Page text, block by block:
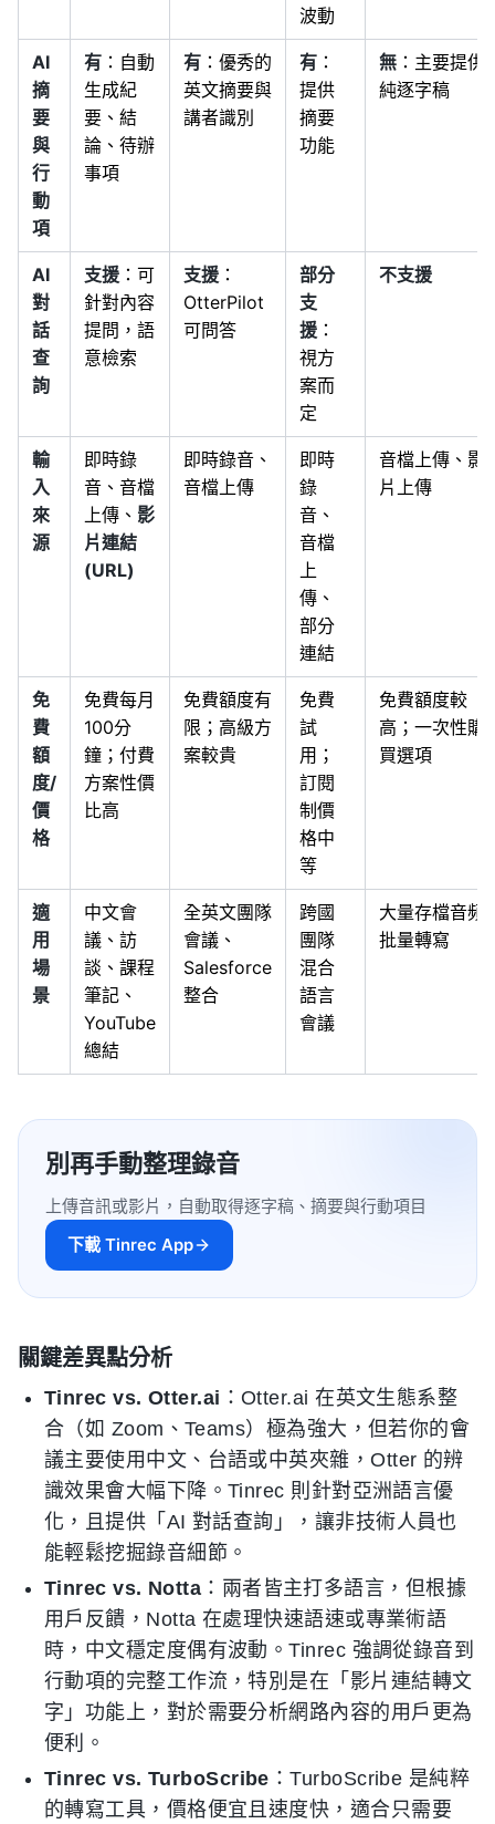
波動
AI
摘
要
與
行
動
項
有 ：自動
生成紀
要、結
論、待辦
事項
有 ：優秀的
英文摘要與
講者識別
有 ：
提供
摘要
功能
無 ：主要提供
純逐字稿
AI
對
話
查
詢
支援 ：可
針對內容
提問，語
意檢索
支援 ：
OtterPilot
可問答
部分
支
援 ：
視方
案而
定
不支援
輸
入
來
源
即時錄
音、音檔
上傳、 影
片連結
(URL)
即時錄音、
音檔上傳
即時
錄
音、
音檔
上
傳、
部分
連結
音檔上傳、影
片上傳
免
費
額
度/
價
格
免費每月
100分
鐘；付費
方案性價
比高
免費額度有
限；高級方
案較貴
免費
試
用；
訂閱
制價
格中
等
免費額度較
高；一次性購
買選項
適
用
場
景
中文會
議、訪
談、課程
筆記、
YouTube
總結
全英文團隊
會議、
Salesforce
整合
跨國
團隊
混合
語言
會議
大量存檔音頻
批量轉寫
別再手動整理錄音
上傳音訊或影片，自動取得逐字稿、摘要與行動項目
下載 Tinrec App
關鍵差異點分析
Tinrec vs. Otter.ai ：Otter.ai 在英文生態系整
合（如 Zoom、Teams）極為強大，但若你的會
議主要使用中文、台語或中英夾雜，Otter 的辨
識效果會大幅下降。Tinrec 則針對亞洲語言優
化，且提供「AI 對話查詢」，讓非技術人員也
能輕鬆挖掘錄音細節。
Tinrec vs. Notta ：兩者皆主打多語言，但根據
用戶反饋，Notta 在處理快速語速或專業術語
時，中文穩定度偶有波動。Tinrec 強調從錄音到
行動項的完整工作流，特別是在「影片連結轉文
字」功能上，對於需要分析網路內容的用戶更為
便利。
Tinrec vs. TurboScribe ：TurboScribe 是純粹
的轉寫工具，價格便宜且速度快，適合只需要